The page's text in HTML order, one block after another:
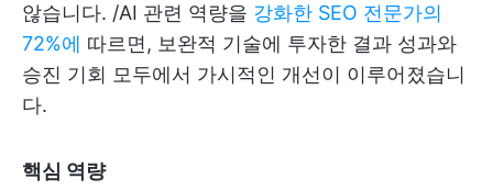
않습니다. /AI 관련 역량을 강화한 SEO 전문가의
72%에 따르면, 보완적 기술에 투자한 결과 성과와
승진 기회 모두에서 가시적인 개선이 이루어졌습니
다.
핵심 역량